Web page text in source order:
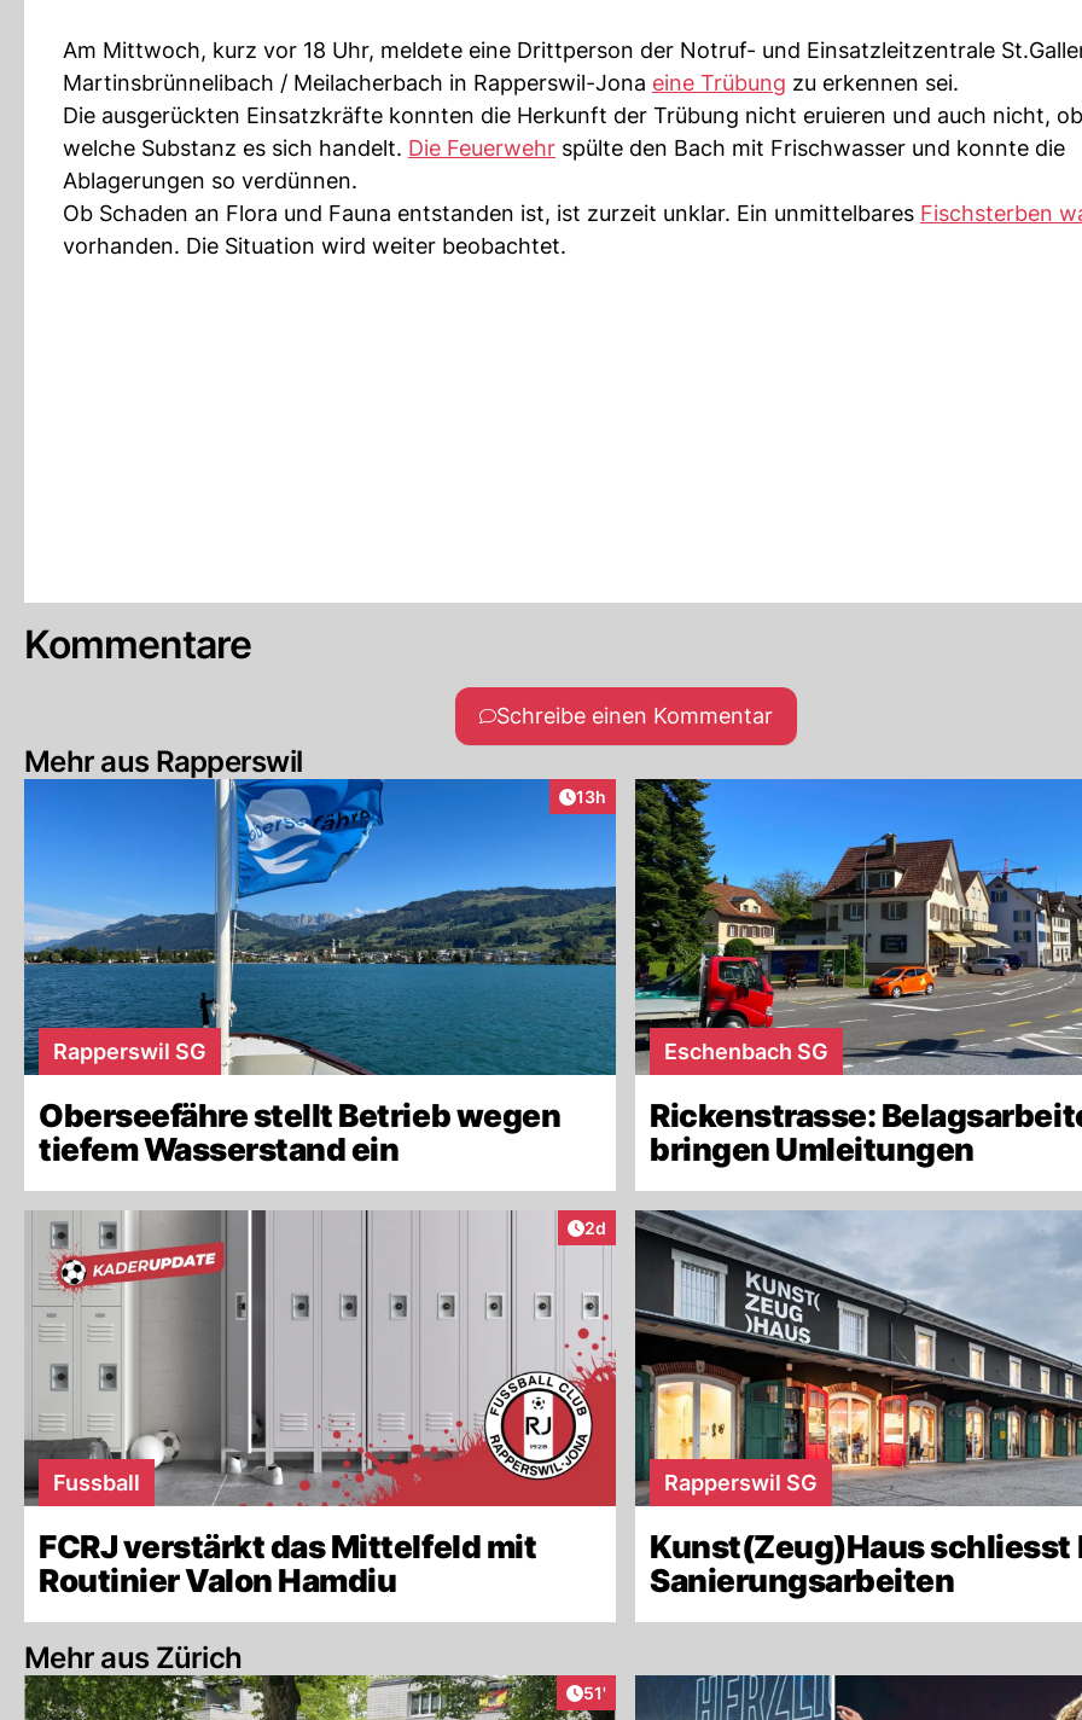
Am Mittwoch, kurz vor 18 Uhr, meldete eine Drittperson der Notruf- und Einsatzleitzentrale
Martinsbrünnelibach / Meilacherbach in Rapperswil-Jona eine Trübung zu erkennen sei.
Die ausgerückten Einsatzkräfte konnten die Herkunft der Trübung nicht eruieren und auch nicht,
welche Substanz es sich handelt. Die Feuerwehr spülte den Bach mit Frischwasser und konnte die
Ablagerungen so verdünnen.
Ob Schaden an Flora und Fauna entstanden ist, ist zurzeit unklar. Ein unmittelbares Fischsterben
vorhanden. Die Situation wird weiter beobachtet.
Kommentare
Schreibe einen Kommentar
Mehr aus Rapperswil
Artikel veröffentlicht:
13h
Rapperswil SG
Oberseefähre stellt Betrieb wegen
tiefem Wasserstand ein
Eschenbach SG
Rickenstrasse:
bringen Umleitungen
Artikel veröffentlicht:
2d
Fussball
FCRJ verstärkt das Mittelfeld mit
Routinier Valon Hamdiu
Rapperswil SG
Kunst(Zeug)Haus schliesst
Sanierungsarbeiten
Mehr aus Zürich
Artikel veröffentlicht:
51'